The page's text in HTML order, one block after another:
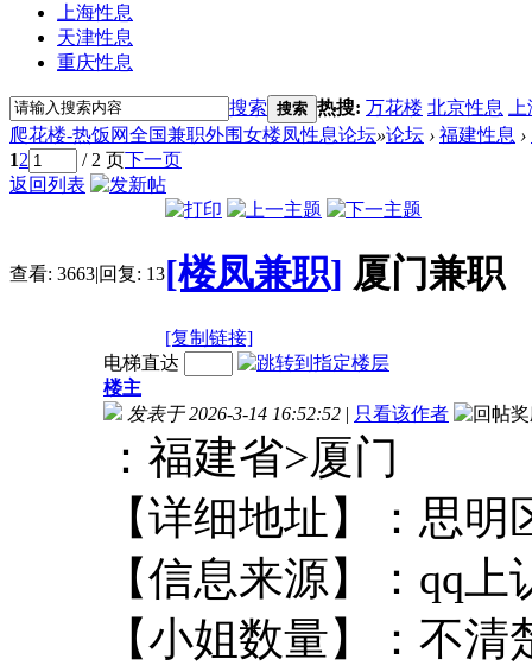
上海性息
天津性息
重庆性息
搜索 搜索 热搜: 万花楼 北京性息
爬花楼-热饭网全国兼职外围女楼凤性息论坛»论坛 › 福建性息 ›
12 / 2 页下一页
返回列表
查看: 3663|回复: 13[楼凤兼职] 厦门兼职
[复制链接]
电梯直达
楼主
发表于 2026-3-14 16:52:52 | 只看该作者
：福建省>厦
【详细地址】：
【信息来源】：
【小姐数量】：